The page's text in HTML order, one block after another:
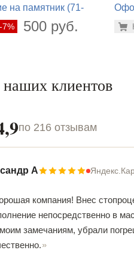
на памятник (71-
-7% 500 руб.
клиентов
по 216 отзывам
А
компания! Внес
непосредственно в
замечаниям, убрали